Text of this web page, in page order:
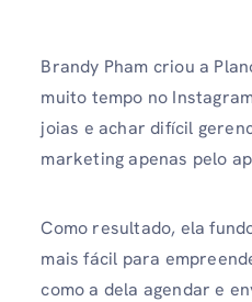
Brandy Pham criou a
muito tempo no
joias e achar difícil
marketing apenas pelo
Como resultado, ela
mais fácil para
como a dela agendar e